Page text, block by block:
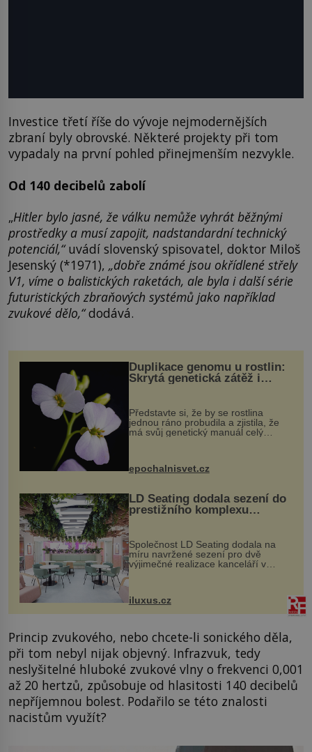
Investice třetí říše do vývoje nejmodernějších
zbraní byly obrovské. Některé projekty při tom
vypadaly na první pohled přinejmenším nezvykle.
Od 140 decibelů zabolí
„Hitler bylo jasné, že válku nemůže vyhrát běžnými
prostředky a musí zapojit, nadstandardní technický
potenciál,“uvádí slovenský spisovatel, doktor Miloš
Jesenský (*1971), „dobře známé jsou okřídlené střely
V1, víme o balistických raketách, ale byla i další série
futuristických zbraňových systémů jako například
zvukové dělo,“dodává.
Duplikace genomu u rostlin:
Skrytá genetická zátěž i
Představte si, že by se rostlina
jednou ráno probudila a zjistila, že
má svůj genetický manuál celý
vstupenka...
epochalnisvet.cz
LD Seating dodala sezení do
prestižního komplexu
MediaCityUK v Salfordu
Společnost LD Seating dodala na
míru navržené sezení pro dvě
výjimečné realizace kanceláří v
areálu MediaCityUK v anglickém
budov Media...
iluxus.cz
Princip zvukového, nebo chcete-li sonického děla,
při tom nebyl nijak objevný. Infrazvuk, tedy
neslyšitelné hluboké zvukové vlny o frekvenci 0,001
až 20 hertzů, způsobuje od hlasitosti 140 decibelů
nepříjemnou bolest. Podařilo se této znalosti
nacistům využít?